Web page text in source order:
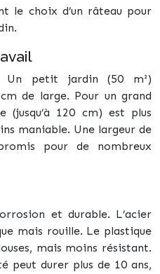
le choix d’un râteau pour
Un petit jardin (50 m²)
de large. Pour un grand
(jusqu’à 120 cm) est plus
maniable. Une largeur de
pour de nombreux
et durable. L’acier
mais rouille. Le plastique
mais moins résistant.
peut durer plus de 10 ans,